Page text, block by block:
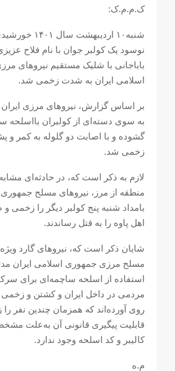
ک.م.م.ک:
شنبە۱۰
نوسود یک کولبر جوان با نام فلاح
باباجانی با شلیک مستقیم نیروهای
اسلامی ایران بە شدت زخمی شد.
بر اساس گزارش، نیروهای مرزی
بە سوی دستەای از کولبران بااسلحە
گشودە و با اصابت دو گلولە بە کمر
زخمی شد.
لازم بە ذکر است کە، در حادثەای
منطقە از مرز، نیروهای مسلح جمهوری
بامداد شنبە پنج کولبر دیگر را
اهل پاوە را بە قتل رساندند.
شایان ذکر است کە، نیروهای گارد
مسلح مرزی جمهوری اسلامی ایران
استفادە از اسلحە ساچمەای برای
مردمی در داخل ایران و کشتن و زخمی
روی آوردەاند کە همزمان چندین نفر
قابلیت پیگیری قانونی آن بەعلت
کالیبر و کد اسلحە وجود ندارد.
م.ه